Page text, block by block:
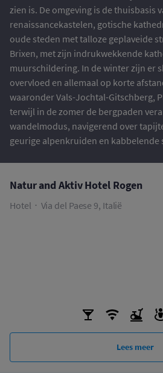
zien is. De omgeving is de thuisbasis
renaissancekastelen, gotische
oude steden met talloze geplaveide
Brixen, met zijn indrukwekkende
muurschildering. In de winter zijn er
overvloed en allemaal op korte
waaronder Vals-Jochtal-Gitschberg,
terwijl in de zomer de bergpaden
wandelmodus, navigerend over
geurige alpenkruiden en kabbelende
Natur and Aktiv Hotel Rogen
Hotel Via del Paese 9, Italië
Lees meer